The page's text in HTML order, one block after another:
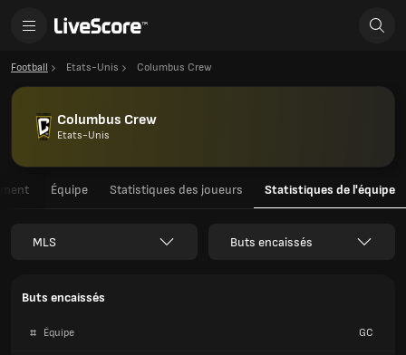
Football Etats-Unis Columbus Crew
Columbus Crew
Etats-Unis
Équipe Statistiques des joueurs Statistiques de l'équipe
MLS Buts encaissés
Buts encaissés
# Équipe GC